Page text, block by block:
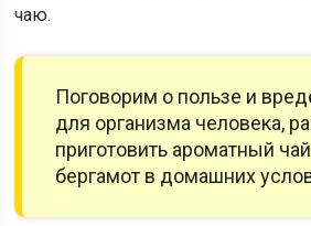
чаю.
Поговорим о пользе и
для организма человека,
приготовить ароматный
бергамот в домашних